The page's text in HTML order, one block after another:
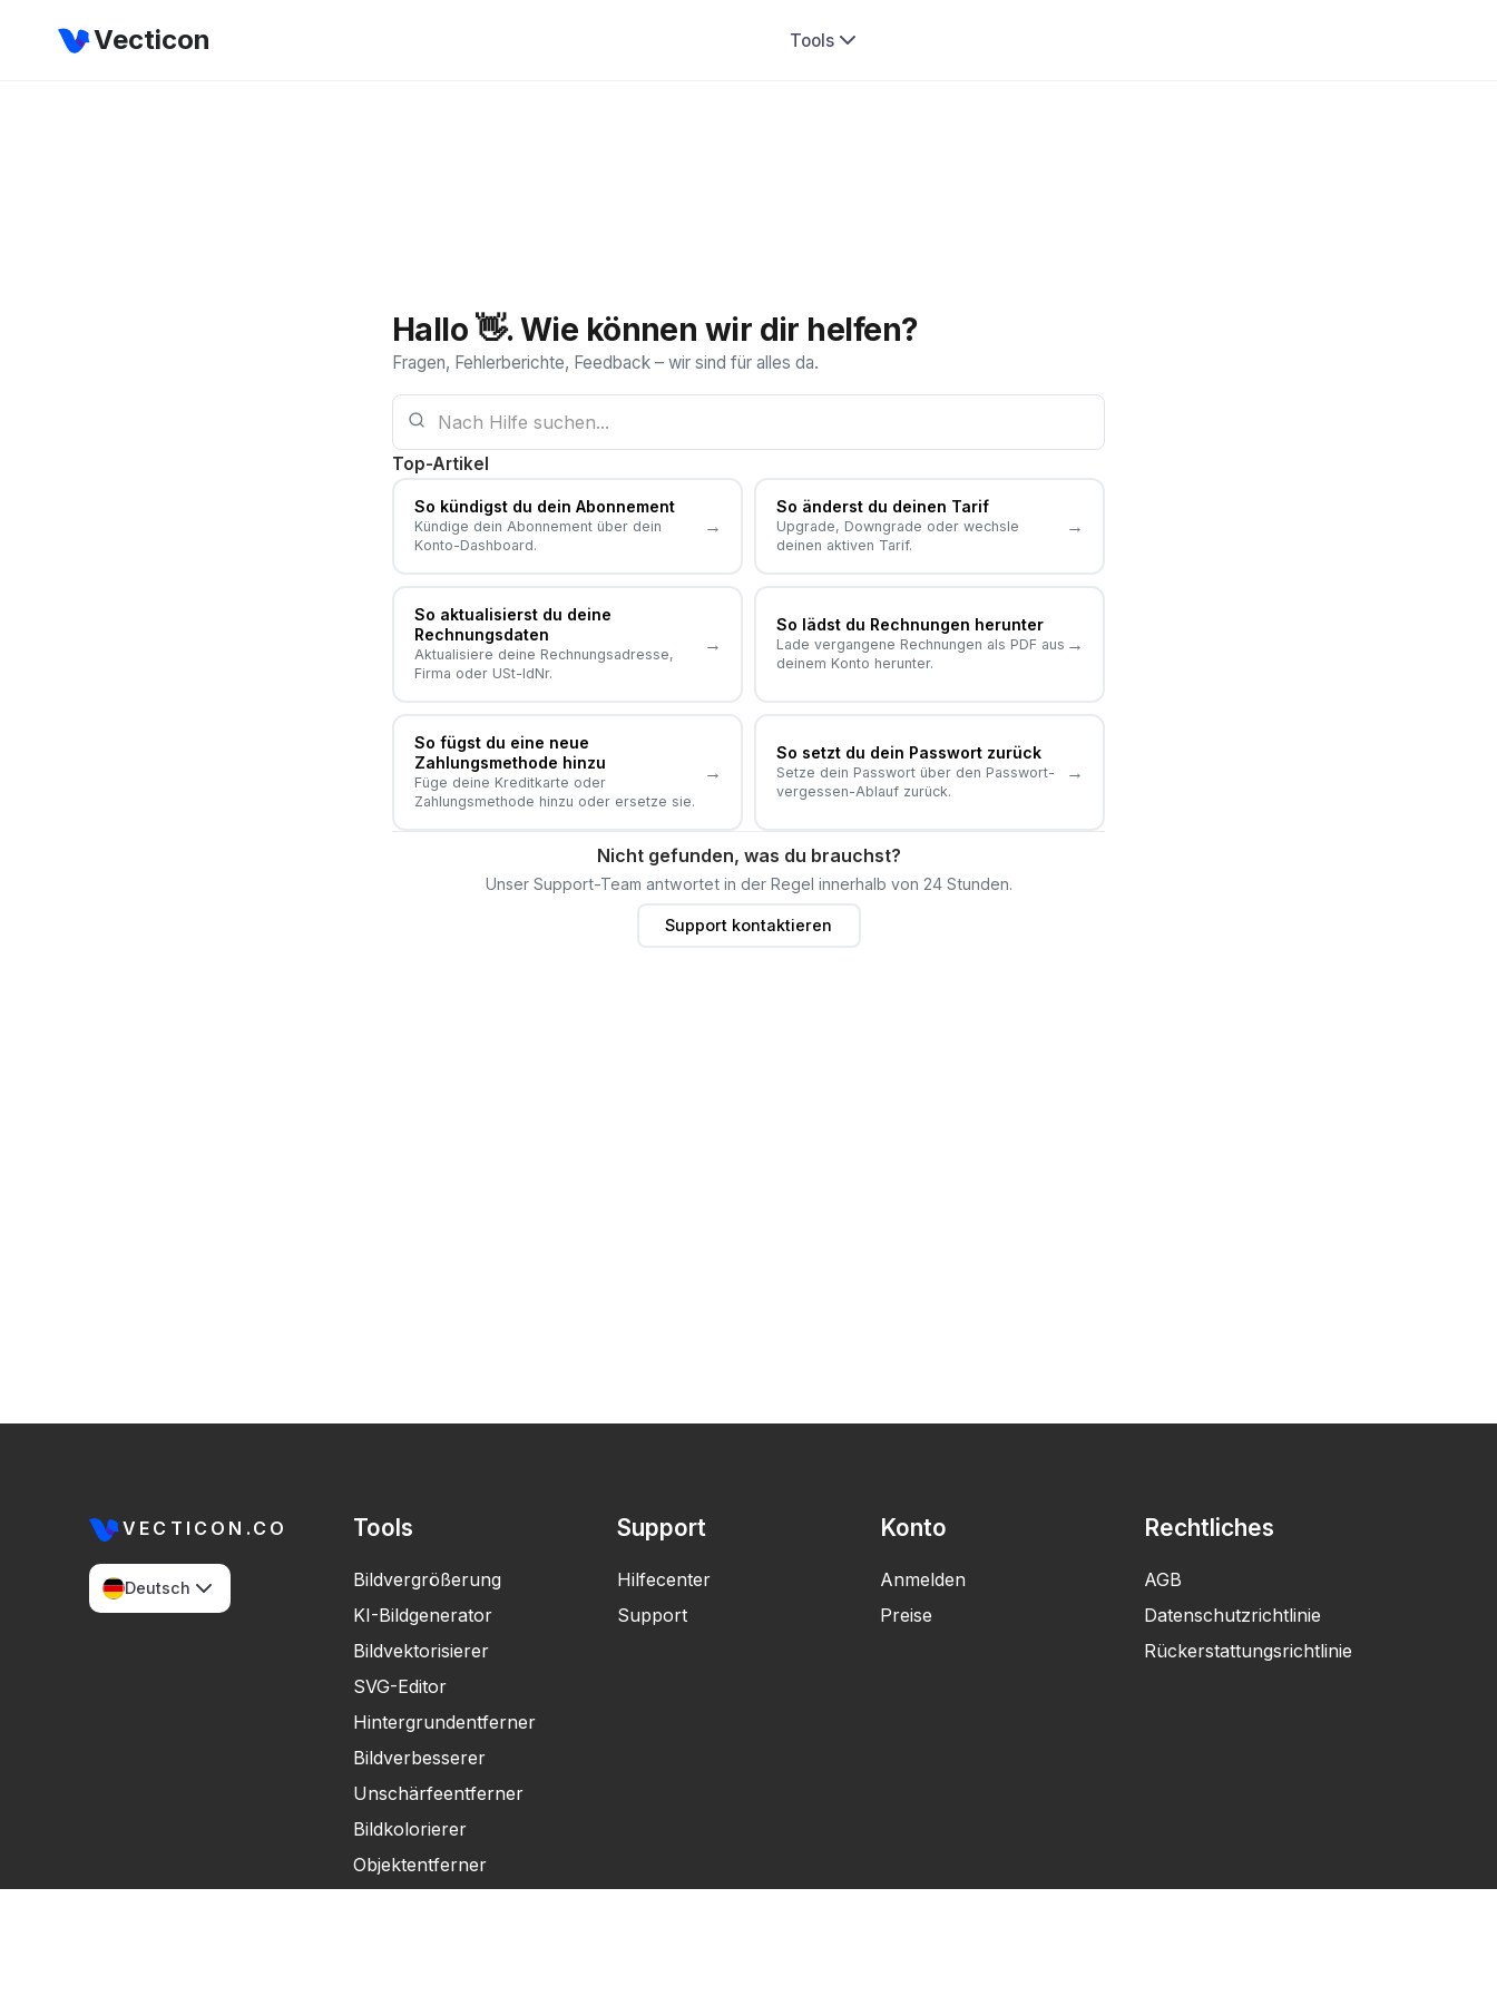
Vecticon Tools
Hallo 👋. Wie können wir dir helfen?
Fragen, Fehlerberichte, Feedback – wir sind für alles da.
Top-Artikel
So kündigst du dein Abonnement
Kündige dein Abonnement über dein
Konto-Dashboard.
→
So änderst du deinen Tarif
Upgrade, Downgrade oder wechsle
deinen aktiven Tarif.
→
So aktualisierst du deine
Rechnungsdaten
Aktualisiere deine Rechnungsadresse,
Firma oder USt-IdNr.
→
So lädst du Rechnungen herunter
Lade vergangene Rechnungen als PDF aus
deinem Konto herunter.
→
So fügst du eine neue
Zahlungsmethode hinzu
Füge deine Kreditkarte oder
Zahlungsmethode hinzu oder ersetze sie.
→
So setzt du dein Passwort zurück
Setze dein Passwort über den Passwort-
vergessen-Ablauf zurück.
→
Nicht gefunden, was du brauchst?
Unser Support-Team antwortet in der Regel innerhalb von 24 Stunden.
Support kontaktieren
VECTICON.CO
Deutsch
Tools
Bildvergrößerung
KI-Bildgenerator
Bildvektorisierer
SVG-Editor
Hintergrundentferner
Bildverbesserer
Unschärfeentferner
Bildkolorierer
Objektentferner
Support
Hilfecenter
Support
Konto
Anmelden
Preise
Rechtliches
AGB
Datenschutzrichtlinie
Rückerstattungsrichtlinie